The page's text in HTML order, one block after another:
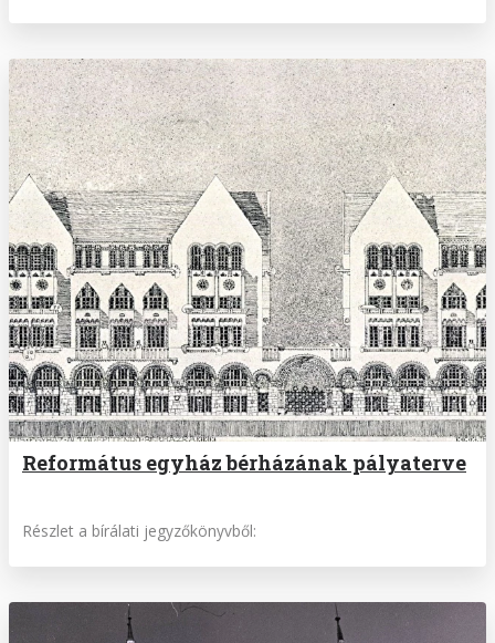
Református egyház bérházának pályaterve
Részlet a bírálati jegyzőkönyvből: